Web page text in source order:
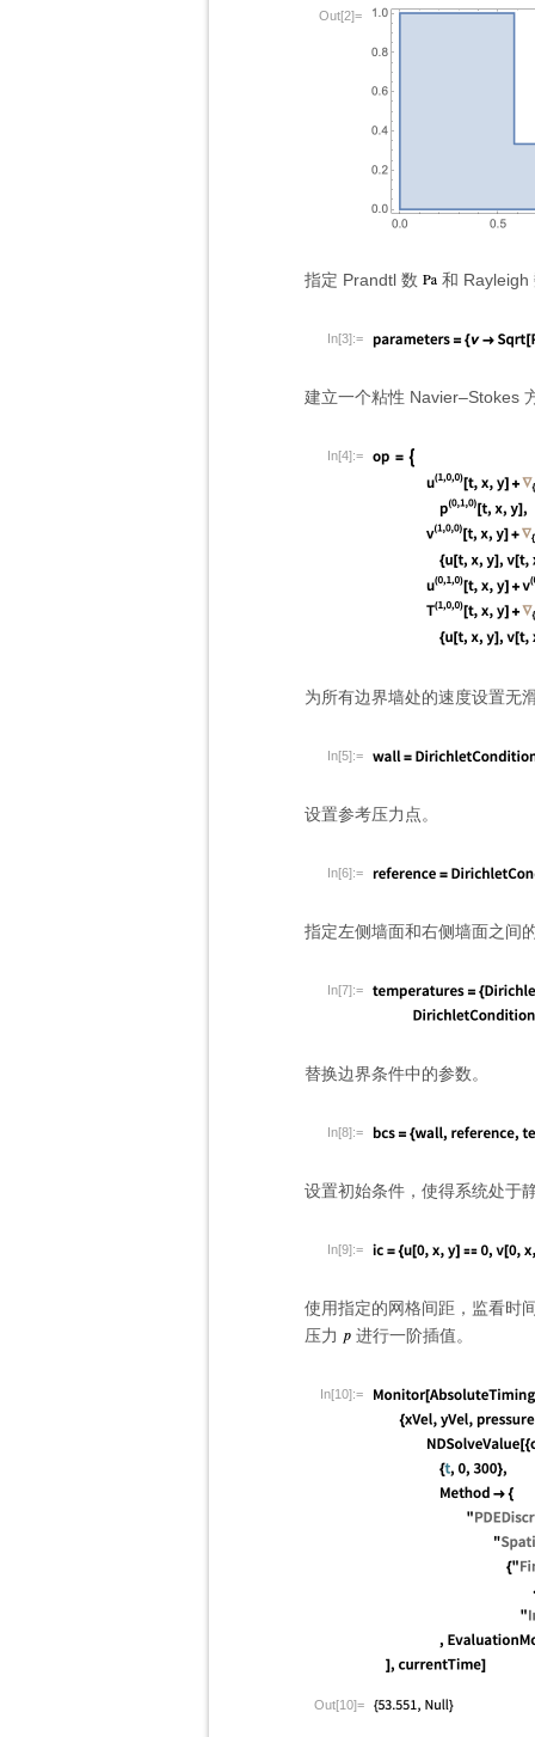
Out[2]=
指定 Prandtl 数 和
In[3]:=
建立一个粘性 Navier–Stokes
In[4]:=
为所有边界墙处的速度设置无
In[5]:=
设置参考压力点。
In[6]:=
指定左侧墙面和右侧墙面之间
In[7]:=
替换边界条件中的参数。
In[8]:=
设置初始条件，使得系统处于
In[9]:=
使用指定的网格间距，监看时
压力
进行一阶插值。
In[10]:=
Out[10]=